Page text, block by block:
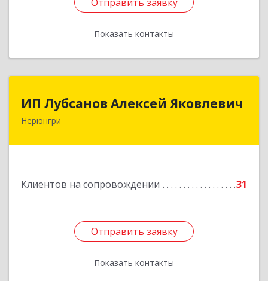
Показать контакты
Назад
ИП Лубсанов Алексей Яковлевич
Нерюнгри
Клиентов на сопровождении 31
Отправить заявку
Показать контакты
ИП Лубсанов Алексей Яковлевич
675002, Амурская область, г. Благовещенск, ул.
Отправить заявку
Назад